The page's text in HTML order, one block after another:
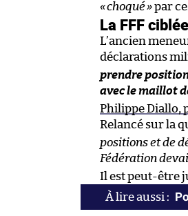
«choqué»par
La FFF ciblée
L’ancien
déclarations
prendre
avec le maillot
Philippe Diallo,
Relancé sur la
positions et de
Fédération
Il est peut-être